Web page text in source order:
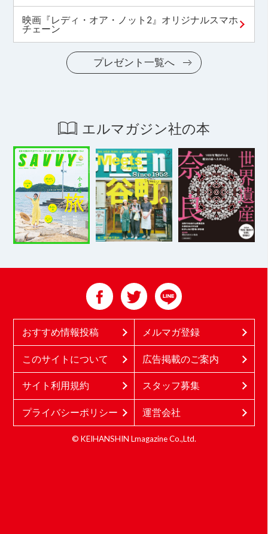
映画『レディ・オア・ノット2』オリジナルスマホ
チェーン
プレゼント一覧へ
エルマガジン社の本
おすすめ情報投稿 メルマガ登録
このサイトについて 広告掲載のご案内
サイト利用規約 スタッフ募集
プライバシーポリシー 運営会社
© KEIHANSHIN Lmagazine Co.,Ltd.